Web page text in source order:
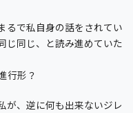
るで私自身の話をされてい
じ同じ、と読み進めていた
行形？
が、逆に何も出来ないジレ